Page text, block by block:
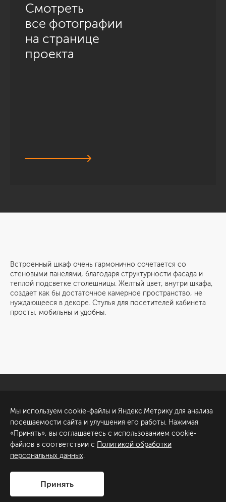
Смотреть
все фотографии
на странице
проекта
Встроенный шкаф очень гармонично сочетается со
стеновыми панелями, благодаря структурности фасада и
теплой подсветке столешницы. Желтый цвет, внутри шкафа,
создает как бы достаточное камерное пространство, не
нуждающееся в декоре. Стулья для посетителей кабинета
просты, мобильны и удобны.
Обсудить проект
ул. Академика Павлова, 6
к1
+7 (812) 200-95-55
Сделано в
Мы используем cookie-файлы и Яндекс.Метрику для анализа
посещаемости сайта и улучшения его работы. Нажимая
«Принять», вы соглашаетесь с использованием cookie-
файлов в соответствии с Политикой обработки
персональных данных.
Принять